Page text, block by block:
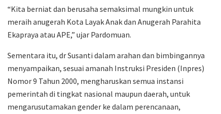
“Kita berniat dan berusaha semaksimal mungkin untuk
meraih anugerah Kota Layak Anak dan Anugerah Parahita
Ekapraya atau APE,” ujar Pardomuan.
Sementara itu, dr Susanti dalam arahan dan bimbingannya
menyampaikan, sesuai amanah Instruksi Presiden (Inpres)
Nomor 9 Tahun 2000, mengharuskan semua instansi
pemerintah di tingkat nasional maupun daerah, untuk
mengarusutamakan gender ke dalam perencanaan,